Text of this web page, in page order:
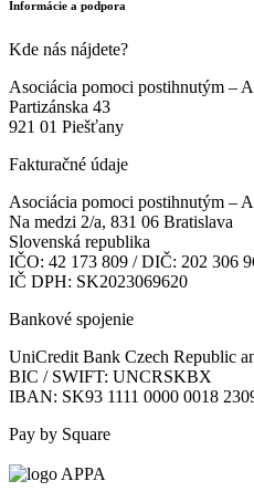
Informácie a podpora
Kde nás nájdete?
Asociácia pomoci postihnutým –
Partizánska 43
921 01 Piešťany
Fakturačné údaje
Asociácia pomoci postihnutým –
Na medzi 2/a, 831 06 Bratislava
Slovenská republika
IČO: 42 173 809 / DIČ: 202 306
IČ DPH: SK2023069620
Bankové spojenie
UniCredit Bank Czech Republic
BIC / SWIFT: UNCRSKBX
IBAN: SK93 1111 0000 0018
Pay by Square